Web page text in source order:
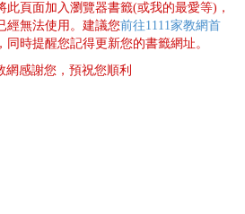
此頁面加入瀏覽器書籤(或我的最愛等)，
經無法使用。建議您前往1111家教網首
時提醒您記得更新您的書籤網址。
網感謝您，預祝您順利